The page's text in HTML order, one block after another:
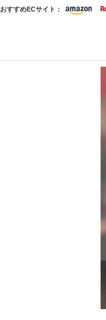
おすすめECサイト：